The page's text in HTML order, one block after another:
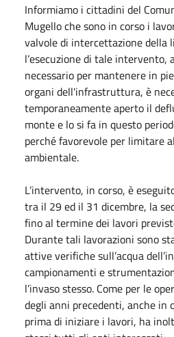
Informiamo i cittadini del
Mugello che sono in corso i
valvole di intercettazione della
l’esecuzione di tale intervento,
necessario per mantenere in
organi dell'infrastruttura, è
temporaneamente aperto il
monte e lo si fa in questo
perché favorevole per limitare
ambientale.
L’intervento, in corso, è
tra il 29 ed il 31 dicembre, la
fino al termine dei lavori
Durante tali lavorazioni sono
attive verifiche sull’acqua
campionamenti e
l’invaso stesso. Come per le
degli anni precedenti, anche in
prima di iniziare i lavori, ha